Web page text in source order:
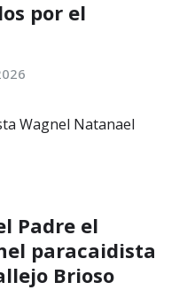
por el
Padre el
paracaidista
Brioso